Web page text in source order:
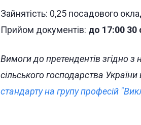
Зайнятість: 0,25 посадового
Прийом документів: до 17:00 30
Вимоги до претендентів згідно з
сільського господарства
стандарту на групу професій